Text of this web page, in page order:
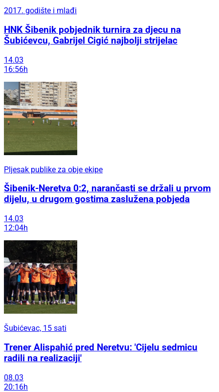
2017. godište i mlađi
HNK Šibenik pobjednik turnira za djecu na
Šubićevcu, Gabrijel Cigić najbolji strijelac
14.03
16:56h
Pljesak publike za obje ekipe
Šibenik-Neretva 0:2, narančasti se držali u prvom
dijelu, u drugom gostima zaslužena pobjeda
14.03
12:04h
Šubićevac, 15 sati
Trener Alispahić pred Neretvu: 'Cijelu sedmicu
radili na realizaciji'
08.03
20:16h